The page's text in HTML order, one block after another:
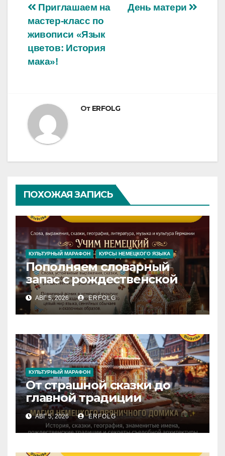
Навигация
по
записям
День матери
Приглашаем на
мастер-класс по
живописи «Язык
цветов: История
мака»!
От ERFOLG
ПОХОЖАЯ ЗАПИСЬ
КУЛЬТУРНЫЙ МАРАФОН КУРСЫ НЕМЕЦКОГО ЯЗЫКА
Пополняем словарный
запас с рождественской
сказкой! Учим немецкий
вместе с Lebkuchenhaus
АВГ 5, 2026 ERFOLG
КУЛЬТУРНЫЙ МАРАФОН
От страшной сказки до
главной традиции
Рождества: секреты
немецкого пряничного
домика!
АВГ 5, 2026 ERFOLG